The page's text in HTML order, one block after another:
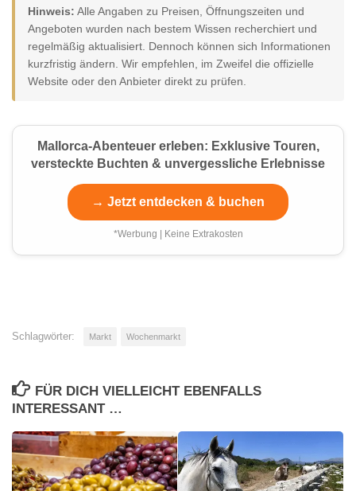
Hinweis: Alle Angaben zu Preisen, Öffnungszeiten und
Angeboten wurden nach bestem Wissen recherchiert und
regelmäßig aktualisiert. Dennoch können sich Informationen
kurzfristig ändern. Wir empfehlen, im Zweifel die offizielle
Website oder den Anbieter direkt zu prüfen.
Mallorca-Abenteuer erleben: Exklusive Touren,
versteckte Buchten & unvergessliche Erlebnisse
→ Jetzt entdecken & buchen
*Werbung | Keine Extrakosten
Schlagwörter: Markt Wochenmarkt
FÜR DICH VIELLEICHT EBENFALLS
INTERESSANT …